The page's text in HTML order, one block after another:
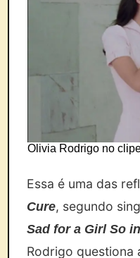
Olivia Rodrigo no
Essa é uma das
Cure, segundo
Sad for a Girl So
Rodrigo questiona